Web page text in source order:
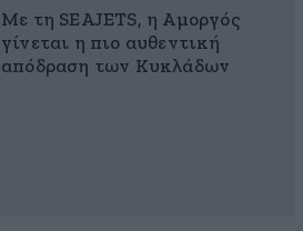
Με τη SEAJETS, η Αμοργός
γίνεται η πιο αυθεντική
απόδραση των Κυκλάδων